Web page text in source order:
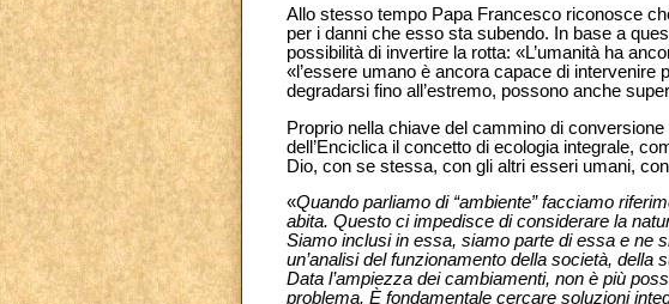
Allo stesso tempo Papa Francesco riconosce
per i danni che esso sta subendo. In base a
possibilità di invertire la rotta: «L’umanità ha
«l’essere umano è ancora capace di
degradarsi fino all’estremo, possono anche
Proprio nella chiave del cammino di
dell’Enciclica il concetto di ecologia integrale,
Dio, con se stessa, con gli altri esseri umani,
«Quando parliamo di “ambiente” facciamo
abita. Questo ci impedisce di considerare la
Siamo inclusi in essa, siamo parte di essa e ne
un’analisi del funzionamento della società,
Data l’ampiezza dei cambiamenti, non è più
problema. È fondamentale cercare soluzioni